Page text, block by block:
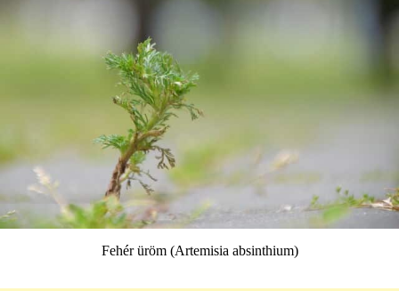
Fehér üröm (Artemisia absinthium)